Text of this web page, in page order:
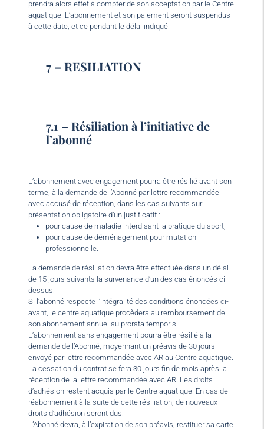
prendra alors effet à compter de son acceptation par le Centre
aquatique. L’abonnement et son paiement seront suspendus
à cette date, et ce pendant le délai indiqué.
7 – RESILIATION
7.1 – Résiliation à l’initiative de
l’abonné
L’abonnement avec engagement pourra être résilié avant son
terme, à la demande de l’Abonné par lettre recommandée
avec accusé de réception, dans les cas suivants sur
présentation obligatoire d’un justificatif :
pour cause de maladie interdisant la pratique du sport,
pour cause de déménagement pour mutation
professionnelle.
La demande de résiliation devra être effectuée dans un délai
de 15 jours suivants la survenance d’un des cas énoncés ci-
dessus.
Si l’abonné respecte l’intégralité des conditions énoncées ci-
avant, le centre aquatique procèdera au remboursement de
son abonnement annuel au prorata temporis.
L’abonnement sans engagement pourra être résilié à la
demande de l’Abonné, moyennant un préavis de 30 jours
envoyé par lettre recommandée avec AR au Centre aquatique.
La cessation du contrat se fera 30 jours fin de mois après la
réception de la lettre recommandée avec AR. Les droits
d’adhésion restent acquis par le Centre aquatique. En cas de
réabonnement à la suite de cette résiliation, de nouveaux
droits d’adhésion seront dus.
L’Abonné devra, à l’expiration de son préavis, restituer sa carte